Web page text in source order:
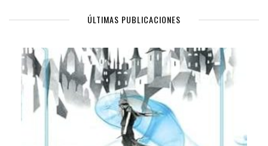
ÚLTIMAS PUBLICACIONES